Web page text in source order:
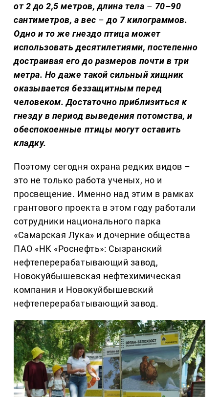
от 2 до 2,5 метров, длина тела – 70–90
сантиметров, а вес – до 7 килограммов.
Одно и то же гнездо птица может
использовать десятилетиями, постепенно
достраивая его до размеров почти в три
метра. Но даже такой сильный хищник
оказывается беззащитным перед
человеком. Достаточно приблизиться к
гнезду в период выведения потомства, и
обеспокоенные птицы могут оставить
кладку.
Поэтому сегодня охрана редких видов –
это не только работа ученых, но и
просвещение. Именно над этим в рамках
грантового проекта в этом году работали
сотрудники национального парка
«Самарская Лука» и дочерние общества
ПАО «НК «Роснефть»: Сызранский
нефтеперерабатывающий завод,
Новокуйбышевская нефтехимическая
компания и Новокуйбышевский
нефтеперерабатывающий завод.